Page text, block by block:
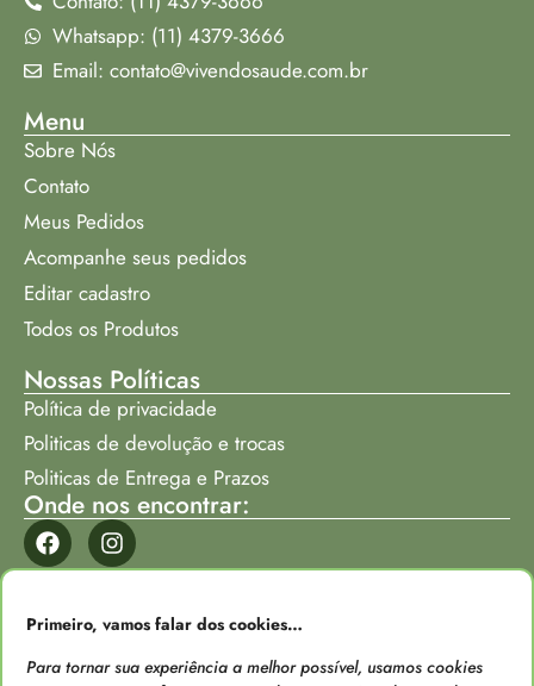
Primeiro, vamos falar dos cookies…
Para tornar sua experiência a melhor possível, usamos cookies
Whatsapp: (11) 4379-3666
Email: contato@vivendosaude.com.br
Menu
Sobre Nós
Contato
Meus Pedidos
Acompanhe seus pedidos
Editar cadastro
Todos os Produtos
Nossas Políticas
Política de privacidade
Politicas de devolução e trocas
Politicas de Entrega e Prazos
Onde nos encontrar: